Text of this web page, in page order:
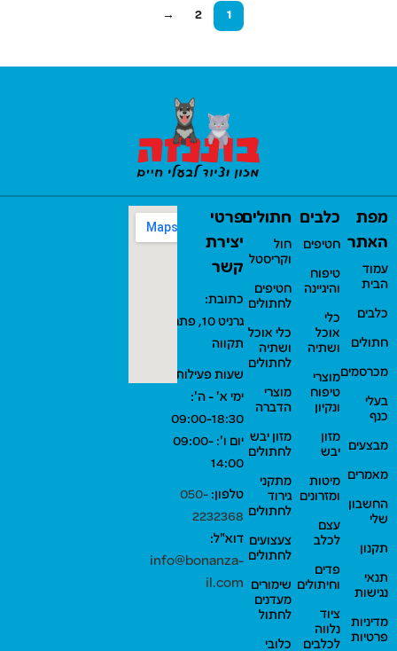
1
2
→
מפת
האתר
עמוד
הבית
כלבים
חתולים
מכרסמים
בעלי
כנף
מבצעים
מאמרים
החשבון
שלי
תקנון
תנאי
נגישות
מדיניות
פרטיות
כלבים
חטיפים
טיפוח
והיגיינה
כלי
אוכל
ושתיה
מוצרי
טיפוח
ונקיון
מזון
יבש
מיטות
ומזרונים
עצם
לכלב
פדים
וחיתולים
ציוד
נלווה
לכלבים
חתולים
חול
וקריסטל
חטיפים
לחתולים
כלי אוכל
ושתיה
לחתולים
מוצרי
הדברה
מזון יבש
לחתולים
מתקני
גירוד
לחתולים
צעצועים
לחתולים
שימורים
מעדנים
לחתול
כלובי
פרטי
יצירת
קשר
כתובת:
גרניט 10, פתח
תקווה
שעות פעילות:
ימי א' - ה':
09:00-18:30
יום ו': 09:00-
14:00
טלפון:050-
2232368
דוא"ל:
info@bonanza-
il.com